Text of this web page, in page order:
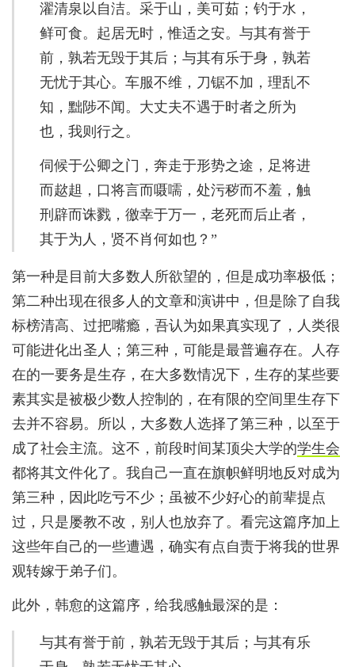
濯清泉以自洁。采于山，美可茹；钓于水，
鲜可食。起居无时，惟适之安。与其有誉于
前，孰若无毁于其后；与其有乐于身，孰若
无忧于其心。车服不维，刀锯不加，理乱不
知，黜陟不闻。大丈夫不遇于时者之所为
也，我则行之。
伺候于公卿之门，奔走于形势之途，足将进
而趑趄，口将言而嗫嚅，处污秽而不羞，触
刑辟而诛戮，徼幸于万一，老死而后止者，
其于为人，贤不肖何如也？”
第一种是目前大多数人所欲望的，但是成功率极低；
第二种出现在很多人的文章和演讲中，但是除了自我
标榜清高、过把嘴瘾，吾认为如果真实现了，人类很
可能进化出圣人；第三种，可能是最普遍存在。人存
在的一要务是生存，在大多数情况下，生存的某些要
素其实是被极少数人控制的，在有限的空间里生存下
去并不容易。所以，大多数人选择了第三种，以至于
成了社会主流。这不，前段时间某顶尖大学的学生会
都将其文件化了。我自己一直在旗帜鲜明地反对成为
第三种，因此吃亏不少；虽被不少好心的前辈提点
过，只是屡教不改，别人也放弃了。看完这篇序加上
这些年自己的一些遭遇，确实有点自责于将我的世界
观转嫁于弟子们。
此外，韩愈的这篇序，给我感触最深的是：
与其有誉于前，孰若无毁于其后；与其有乐